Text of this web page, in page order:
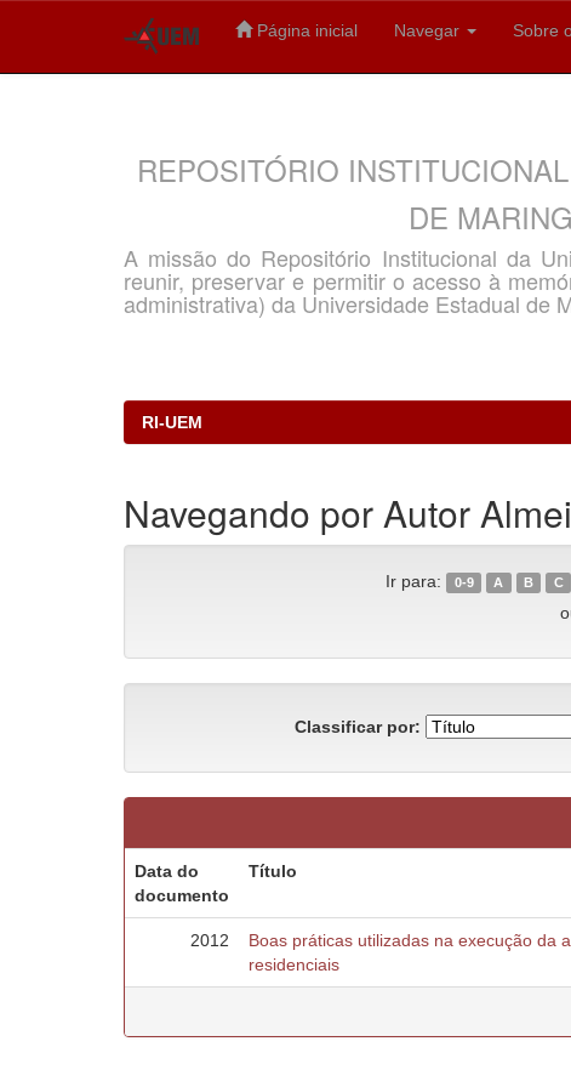
Página inicial Navegar Sobre
REPOSITÓRIO
DE
A missão do Repositório Institucional da
reunir, preservar e permitir o acesso à
administrativa) da Universidade Estadual de
RI-UEM
Navegando por Autor
Ir para: 0-9 A B C
Classificar por:
Data do
documento
Título
2012
Boas práticas utilizadas na execução da
residenciais